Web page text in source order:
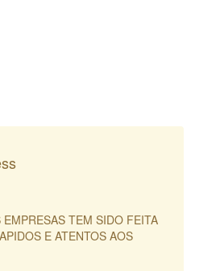
TEM SIDO FEITA
E ATENTOS AOS